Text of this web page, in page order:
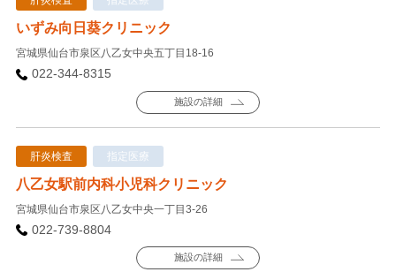
いずみ向日葵クリニック
宮城県仙台市泉区八乙女中央五丁目18-16
022-344-8315
施設の詳細
肝炎検査 指定医療
八乙女駅前内科小児科クリニック
宮城県仙台市泉区八乙女中央一丁目3-26
022-739-8804
施設の詳細